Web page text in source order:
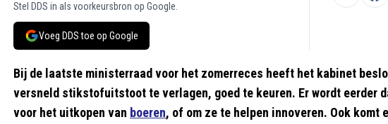
Stel DDS in als voorkeursbron op Google.
Voeg DDS toe op Google
Bij de laatste ministerraad voor het zomerreces heeft het kabinet
versneld stikstofuitstoot te verlagen, goed te keuren. Er wordt eerder
voor het uitkopen van boeren, of om ze te helpen innoveren. Ook komt